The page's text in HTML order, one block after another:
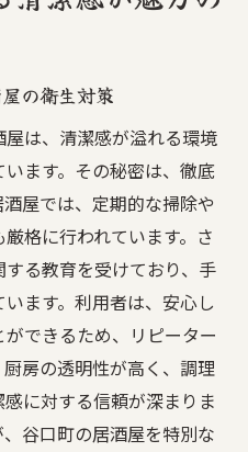
谷口町居酒屋の特徴
居酒屋で心地よいひと
感する特別な隠れ家
屋の魅力を探る
すリラックスタイム
れ家居酒屋のおすすめ
感にこだわる理由
を重視する理由
：居酒屋選びのポイン
の衛生対策
は、清潔感が溢れる環境
ます。その秘密は、徹底
屋では、定期的な掃除や
格に行われています。さ
る教育を受けており、手
ます。利用者は、安心し
できるため、リピーター
房の透明性が高く、調理
に対する信頼が深まりま
谷口町の居酒屋を特別な